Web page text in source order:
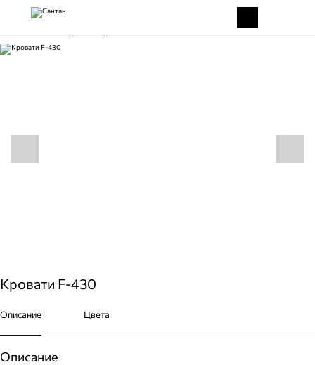
Кровати F-430
Описание Цвета
Описание